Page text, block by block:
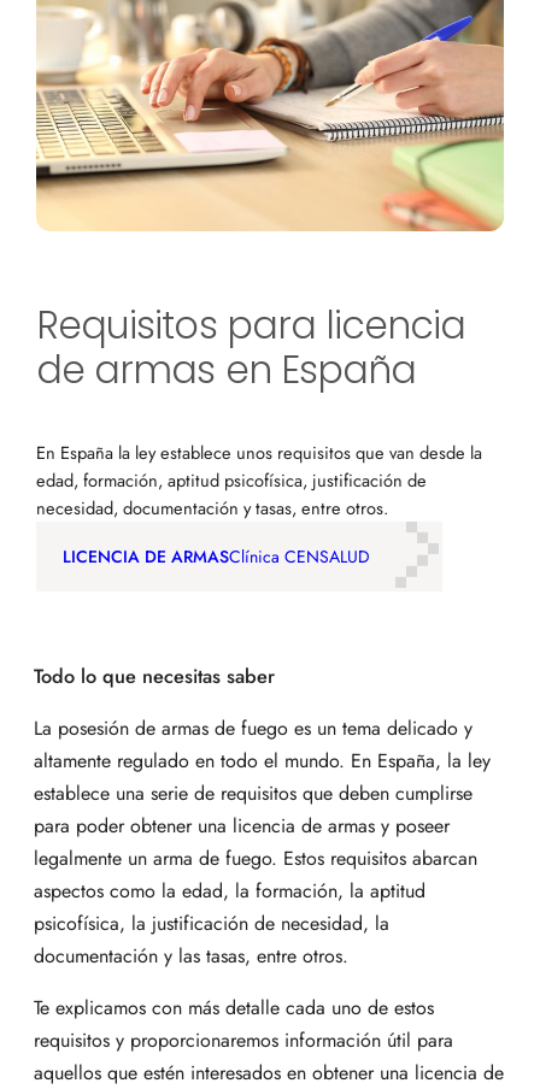
Requisitos para licencia
de armas en España
En España la ley establece unos requisitos que van desde la
edad, formación, aptitud psicofísica, justificación de
necesidad, documentación y tasas, entre otros.
LICENCIA DE ARMASClínica CENSALUD
Todo lo que necesitas saber
La posesión de armas de fuego es un tema delicado y
altamente regulado en todo el mundo. En España, la ley
establece una serie de requisitos que deben cumplirse
para poder obtener una licencia de armas y poseer
legalmente un arma de fuego. Estos requisitos abarcan
aspectos como la edad, la formación, la aptitud
psicofísica, la justificación de necesidad, la
documentación y las tasas, entre otros.
Te explicamos con más detalle cada uno de estos
requisitos y proporcionaremos información útil para
aquellos que estén interesados en obtener una licencia de